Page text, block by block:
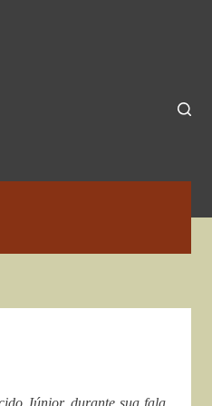
Júnior, durante sua fala,